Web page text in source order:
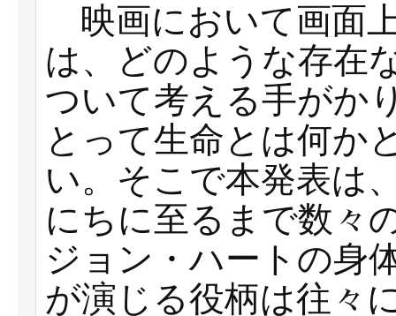
映画において画面
は、どのような存在
ついて考える手がか
とって生命とは何か
い。そこで本発表は
にちに至るまで数々
ジョン・ハートの身
が演じる役柄は往々